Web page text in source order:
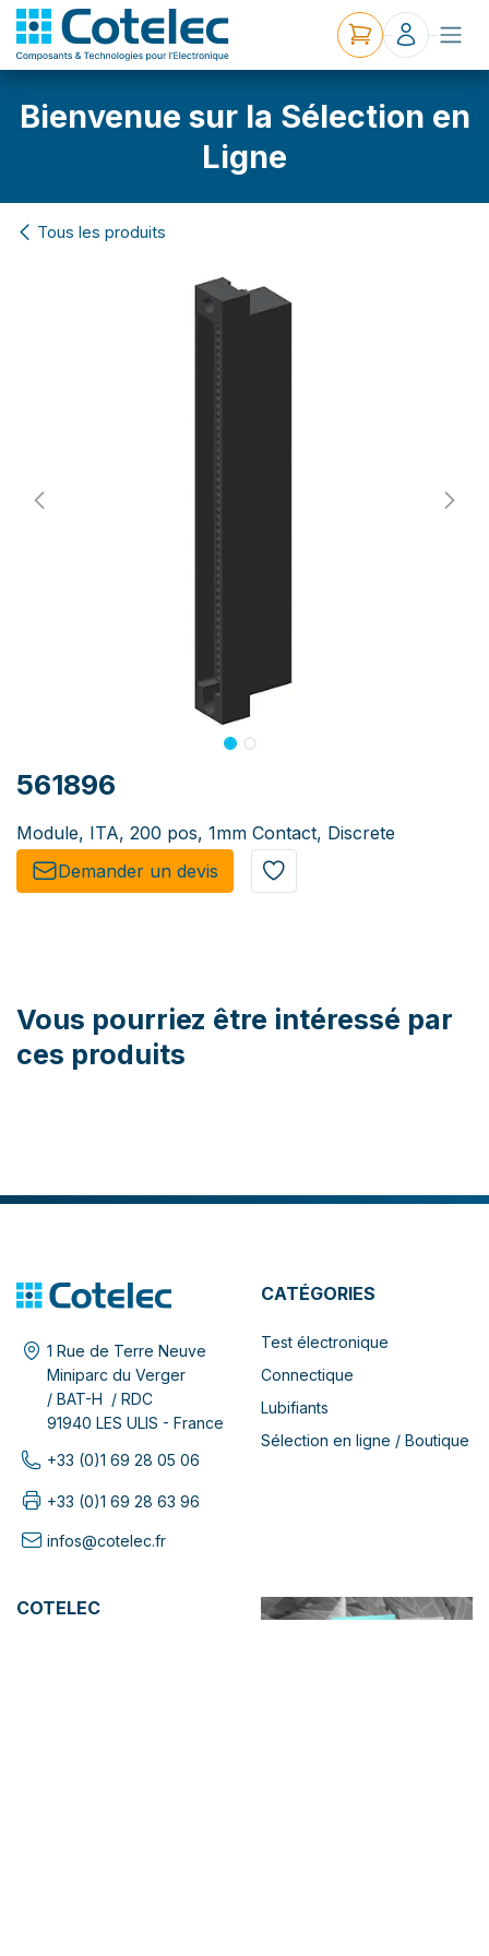
Bienvenue sur la Sélection en
Ligne
Tous les produits
561896
Module, ITA, 200 pos, 1mm Contact, Discrete
Demander un de​​vis​​
Vous pourriez être intéressé par
ces produits
1 Rue de Terre Neuve
Miniparc du Verger
/ BAT-H / RDC
91940 LES ULIS - France
+33 (0)1 69 28 05 06
+33 (0)1 69 28 63 96
infos@cotelec.fr
CATÉGORIES
Test électronique
Connectique
Lubifiants
Sélection en ligne / Boutique
COTELEC